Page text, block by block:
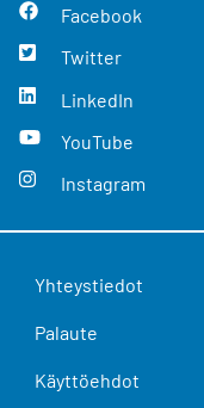
Facebook
Twitter
LinkedIn
YouTube
Instagram
Yhteystiedot
Palaute
Käyttöehdot